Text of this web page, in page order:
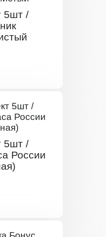
5шт /
5шт /
России